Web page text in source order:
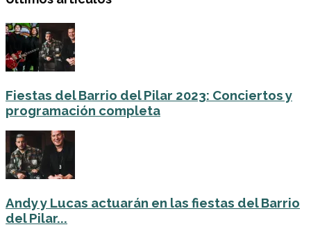
Fiestas del Barrio del Pilar 2023: Conciertos y
programación completa
Andy y Lucas actuarán en las fiestas del Barrio
del Pilar...